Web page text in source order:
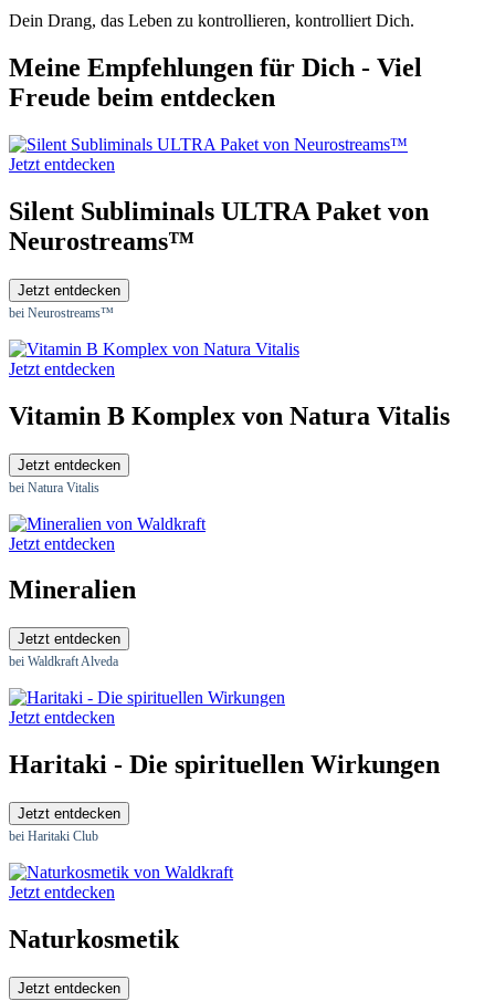
Dein Drang, das Leben zu kontrollieren, kontrolliert Dich.
Meine Empfehlungen für Dich - Viel
Freude beim entdecken
Jetzt entdecken
Silent Subliminals ULTRA Paket von
Neurostreams™
Jetzt entdecken
bei Neurostreams™
Jetzt entdecken
Vitamin B Komplex von Natura Vitalis
Jetzt entdecken
bei Natura Vitalis
Jetzt entdecken
Mineralien
Jetzt entdecken
bei Waldkraft Alveda
Jetzt entdecken
Haritaki - Die spirituellen Wirkungen
Jetzt entdecken
bei Haritaki Club
Jetzt entdecken
Naturkosmetik
Jetzt entdecken